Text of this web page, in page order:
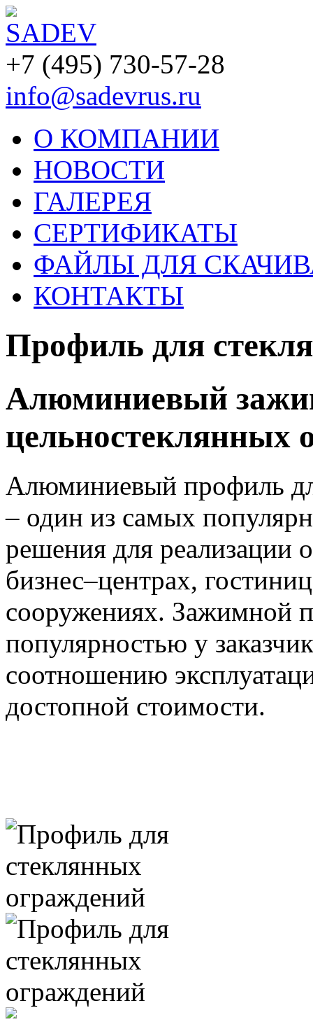
+7 (495) 730-57-28
info@sadevrus.ru
О КОМПАНИИ
НОВОСТИ
ГАЛЕРЕЯ
СЕРТИФИКАТЫ
ФАЙЛЫ ДЛЯ
КОНТАКТЫ
Профиль для
Алюминиевый
цельностеклянных
Алюминиевый профиль
– один из самых
решения для реализации
бизнес–центрах,
сооружениях. Зажимной
популярностью у
соотношению
достопной стоимости.